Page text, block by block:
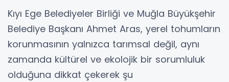
Kıyı Ege Belediyeler Birliği ve Muğla Büyükşehir
Belediye Başkanı Ahmet Aras, yerel tohumların
korunmasının yalnızca tarımsal değil, aynı
zamanda kültürel ve ekolojik bir sorumluluk
olduğuna dikkat çekerek şu